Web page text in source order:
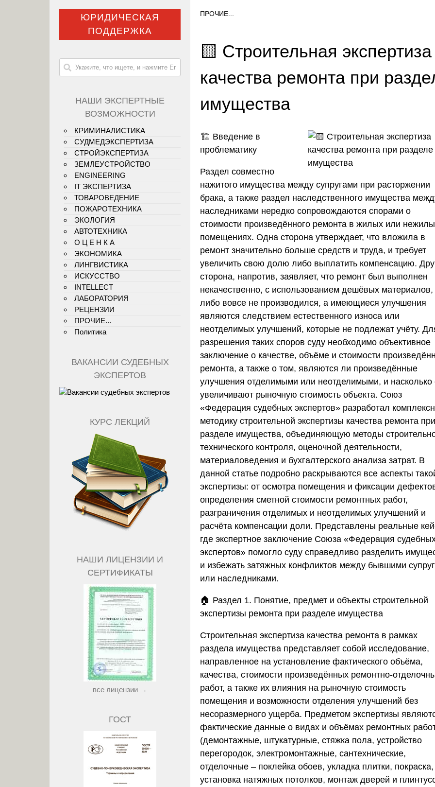
ПРОЧИЕ...
🟨 Строительная экспертиза
качества ремонта при
имущества
🏗️ Введение в
проблематику
Раздел совместно
нажитого имущества между супругами при расторжении
брака, а также раздел наследственного имущества
наследниками нередко сопровождаются спорами о
стоимости произведённого ремонта в жилых или
помещениях. Одна сторона утверждает, что вложила в
ремонт значительно больше средств и труда, и требует
увеличить свою долю либо выплатить компенсацию.
сторона, напротив, заявляет, что ремонт был выполнен
некачественно, с использованием дешёвых материалов,
либо вовсе не производился, а имеющиеся улучшения
являются следствием естественного износа или
неотделимых улучшений, которые не подлежат учёту.
разрешения таких споров суду необходимо объективное
заключение о качестве, объёме и стоимости
ремонта, а также о том, являются ли произведённые
улучшения отделимыми или неотделимыми, и насколько
увеличивают рыночную стоимость объекта. Союз
«Федерация судебных экспертов» разработал
методику строительной экспертизы качества ремонта при
разделе имущества, объединяющую методы
технического контроля, оценочной деятельности,
материаловедения и бухгалтерского анализа затрат. В
данной статье подробно раскрываются все аспекты
экспертизы: от осмотра помещения и фиксации
определения сметной стоимости ремонтных работ,
разграничения отделимых и неотделимых улучшений и
расчёта компенсации доли. Представлены реальные
где экспертное заключение Союза «Федерация
экспертов» помогло суду справедливо разделить
и избежать затяжных конфликтов между бывшими
или наследниками.
🏠 Раздел 1. Понятие, предмет и объекты строительной
экспертизы ремонта при разделе имущества
Строительная экспертиза качества ремонта в рамках
раздела имущества представляет собой исследование,
направленное на установление фактического объёма,
качества, стоимости произведённых ремонтно-
работ, а также их влияния на рыночную стоимость
помещения и возможности отделения улучшений без
несоразмерного ущерба. Предметом экспертизы
фактические данные о видах и объёмах ремонтных
(демонтажные, штукатурные, стяжка пола, устройство
перегородок, электромонтажные, сантехнические,
отделочные – поклейка обоев, укладка плитки, покраска,
установка натяжных потолков, монтаж дверей и
ЮРИДИЧЕСКАЯ
ПОДДЕРЖКА
НАШИ ЭКСПЕРТНЫЕ
ВОЗМОЖНОСТИ
КРИМИНАЛИСТИКА
СУДМЕДЭКСПЕРТИЗА
СТРОЙЭКСПЕРТИЗА
ЗЕМЛЕУСТРОЙСТВО
ENGINEERING
IT ЭКСПЕРТИЗА
ТОВАРОВЕДЕНИЕ
ПОЖАРОТЕХНИКА
ЭКОЛОГИЯ
АВТОТЕХНИКА
О Ц Е Н К А
ЭКОНОМИКА
ЛИНГВИСТИКА
ИСКУССТВО
INTELLECT
ЛАБОРАТОРИЯ
РЕЦЕНЗИИ
ПРОЧИЕ...
Политика
ВАКАНСИИ СУДЕБНЫХ
ЭКСПЕРТОВ
КУРС ЛЕКЦИЙ
НАШИ ЛИЦЕНЗИИ И
СЕРТИФИКАТЫ
все лицензии →
ГОСТ